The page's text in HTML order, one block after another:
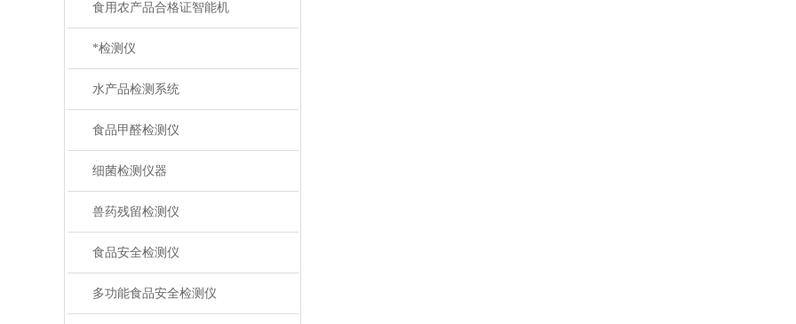
食用农产品合格证智能机
*检测仪
水产品检测系统
食品甲醛检测仪
细菌检测仪器
兽药残留检测仪
食品安全检测仪
多功能食品安全检测仪